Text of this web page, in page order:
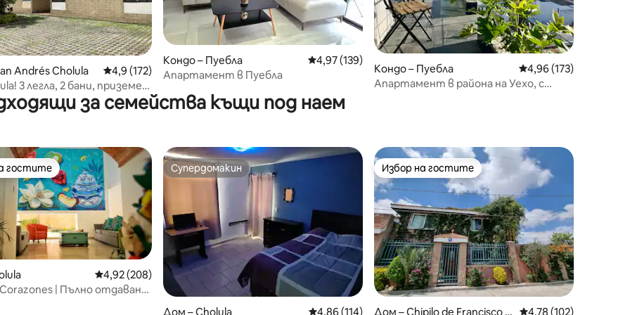
5, 219 отзива
Andrés Cholula Средна оценка: 4,9 от 5, 172 отзива
4,9 (172)
3 легла, 2 бани, приземен
Кондо – Пуебла Средна оценка: 4,97 от 5, 139 отзива
4,97 (139)
Апартамент в Пуебла
Кондо – Пуебла Средна оценка: 4,96
4,96 (173)
Апартамент в района на Уехо, с
за семейства къщи под наем
5, 131 отзива
гостите
гостите
Средна оценка: 4,92 от 5, 208 отзива
4,92 (208)
Corazones | Пълно отдаване
Супердомакин
Супердомакин
Дом – Cholula Средна оценка: 4,86 от 5, 114 отзива
4,86 (114)
Избор на гостите
Избор на гостите
Дом – Chipilo de Francisco J
Средна оценка: 4,78
4,78 (102)